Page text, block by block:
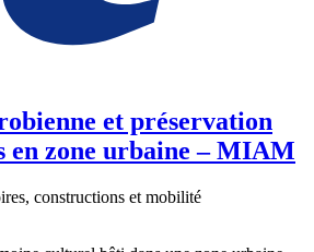
et préservation
en zone urbaine – MIAM
constructions et mobilité